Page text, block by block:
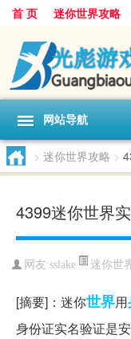
首 页 迷你世界攻略
网站导航
> 迷你世界攻略 >
4399迷你世界
网友:sslake 迷你世
[摘要]：迷你世界用
身份证实名验证是